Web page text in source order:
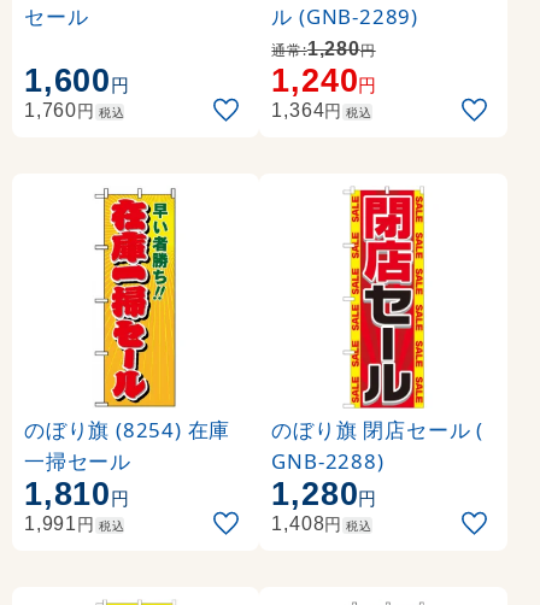
セール
1,600円
1,760円 税込
ル (GNB-2289)
通常:1,280円
1,240円
1,364円 税込
のぼり旗 (8254) 在庫
一掃セール
1,810円
1,991円 税込
のぼり旗 閉店セール (
GNB-2288)
1,280円
1,408円 税込